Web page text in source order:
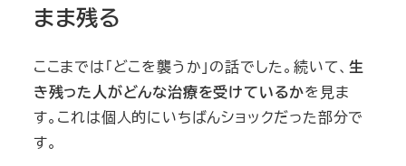
まま残る
ここまでは「どこを襲うか」の話でした。続いて、生
き残った人がどんな治療を受けているかを見ま
す。これは個人的にいちばんショックだった部分で
す。